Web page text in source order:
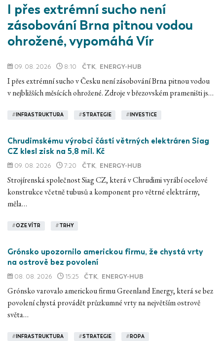
I přes extrémní sucho není
zásobování Brna pitnou vodou
ohrožené, vypomáhá Vír
09. 08. 2026 8:10 ČTK, ENERGY-HUB
I přes extrémní sucho v Česku není zásobování Brna pitnou vodou
v nejbližších měsících ohrožené. Zdroje v březovském prameništi js…
# INFRASTRUKTURA #STRATEGIE # INVESTICE
Chrudimskému výrobci částí větrných elektráren Siag
CZ klesl zisk na 5,8 mil. Kč
09. 08. 2026 7:20 ČTK, ENERGY-HUB
Strojírenská společnost Siag CZ, která v Chrudimi vyrábí ocelové
konstrukce včetně tubusů a komponent pro větrné elektrárny,
měla…
#OZE VÍTR #TRHY
Grónsko upozornilo americkou firmu, že chystá vrty
na ostrově bez povolení
08. 08. 2026 15:25 ČTK, ENERGY-HUB
Grónsko varovalo americkou firmu Greenland Energy, která se bez
povolení chystá provádět průzkumné vrty na největším ostrově
světa…
# INFRASTRUKTURA #STRATEGIE # ROPA